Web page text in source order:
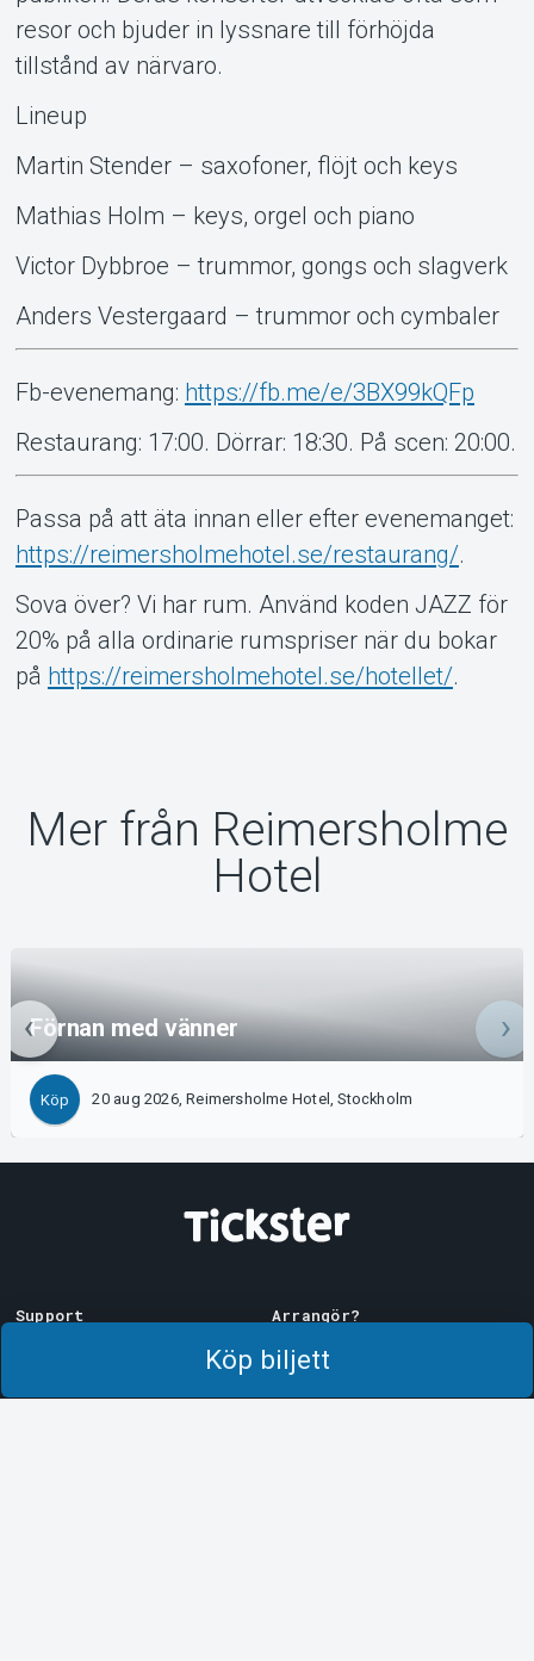
Köp biljett
resor och bjuder in lyssnare till förhöjda
tillstånd av närvaro.
Lineup
Martin Stender – saxofoner, flöjt och keys
Mathias Holm – keys, orgel och piano
Victor Dybbroe – trummor, gongs och slagverk
Anders Vestergaard – trummor och cymbaler
Fb-evenemang: https://fb.me/e/3BX99kQFp
Restaurang: 17:00. Dörrar: 18:30. På scen: 20:00.
Passa på att äta innan eller efter evenemanget:
https://reimersholmehotel.se/restaurang/.
Sova över? Vi har rum. Använd koden JAZZ för
20% på alla ordinarie rumspriser när du bokar
på https://reimersholmehotel.se/hotellet/.
Mer från Reimersholme
Hotel
Förnan med vänner
Köp 20 aug 2026, Reimersholme Hotel, Stockholm
Support
Arrangör?
Logga in i Manager